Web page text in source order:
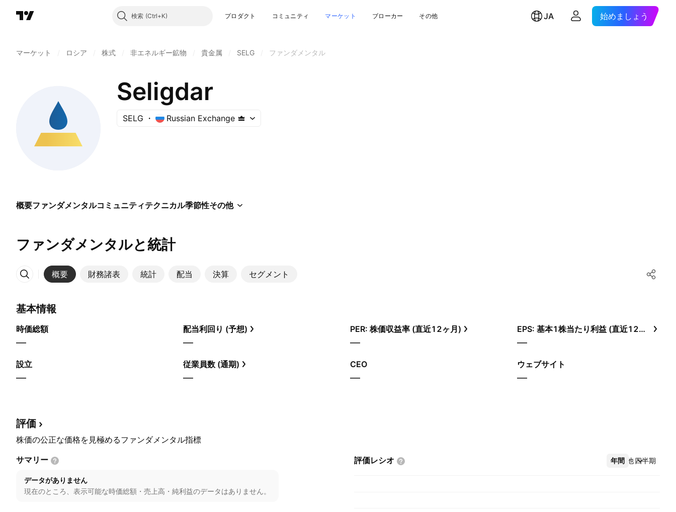
検索 プロダクト コミュニティ マーケット ブローカー その他 JA 始めましょう
マーケット ロシア 株式 非エネルギー鉱物 貴金属 SELG ファンダメンタル
Seligdar
SELG Russian Exchange
概要ファンダメンタルコミュニティテクニカル季節性その他
ファンダメンタルと統計
概要 財務諸表 統計 配当 決算 セグメント
その他
基本情報
時価総額
—
配当利回り (予想)
—
PER: 株価収益率 (直近12ヶ月)
—
EPS: 基本1株当たり利益 (直近12ヶ月)
—
設立
—
従業員数 (通期)
—
CEO
—
ウェブサイト
—
評価
株価の公正な価格を見極めるファンダメンタル指標
サマリー
データがありません
現在のところ、表示可能な時価総額・売上高・純利益のデータはありません。
評価レシオ 年間 四半期
その他